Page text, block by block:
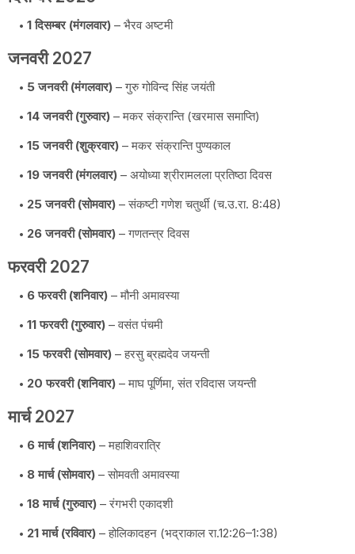
1 दिसम्बर (मंगलवार) – भैरव अष्टमी
जनवरी 2027
5 जनवरी (मंगलवार) – गुरु गोविन्द सिंह जयंती
14 जनवरी (गुरुवार) – मकर संक्रान्ति (खरमास समाप्ति)
15 जनवरी (शुक्रवार) – मकर संक्रान्ति पुण्यकाल
19 जनवरी (मंगलवार) – अयोध्या श्रीरामलला प्रतिष्ठा दिवस
25 जनवरी (सोमवार) – संकष्टी गणेश चतुर्थी (च.उ.रा. 8:48)
26 जनवरी (सोमवार) – गणतन्त्र दिवस
फरवरी 2027
6 फरवरी (शनिवार) – मौनी अमावस्या
11 फरवरी (गुरुवार) – वसंत पंचमी
15 फरवरी (सोमवार) – हरसु ब्रह्मदेव जयन्ती
20 फरवरी (शनिवार) – माघ पूर्णिमा, संत रविदास जयन्ती
मार्च 2027
6 मार्च (शनिवार) – महाशिवरात्रि
8 मार्च (सोमवार) – सोमवती अमावस्या
18 मार्च (गुरुवार) – रंगभरी एकादशी
21 मार्च (रविवार) – होलिकादहन (भद्राकाल रा.12:26–1:38)